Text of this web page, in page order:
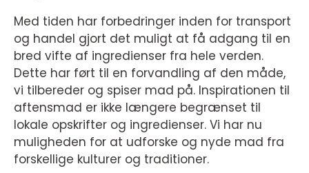
Med tiden har forbedringer inden for transport
og handel gjort det muligt at få adgang til en
bred vifte af ingredienser fra hele verden.
Dette har ført til en forvandling af den måde,
vi tilbereder og spiser mad på. Inspirationen til
aftensmad er ikke længere begrænset til
lokale opskrifter og ingredienser. Vi har nu
muligheden for at udforske og nyde mad fra
forskellige kulturer og traditioner.